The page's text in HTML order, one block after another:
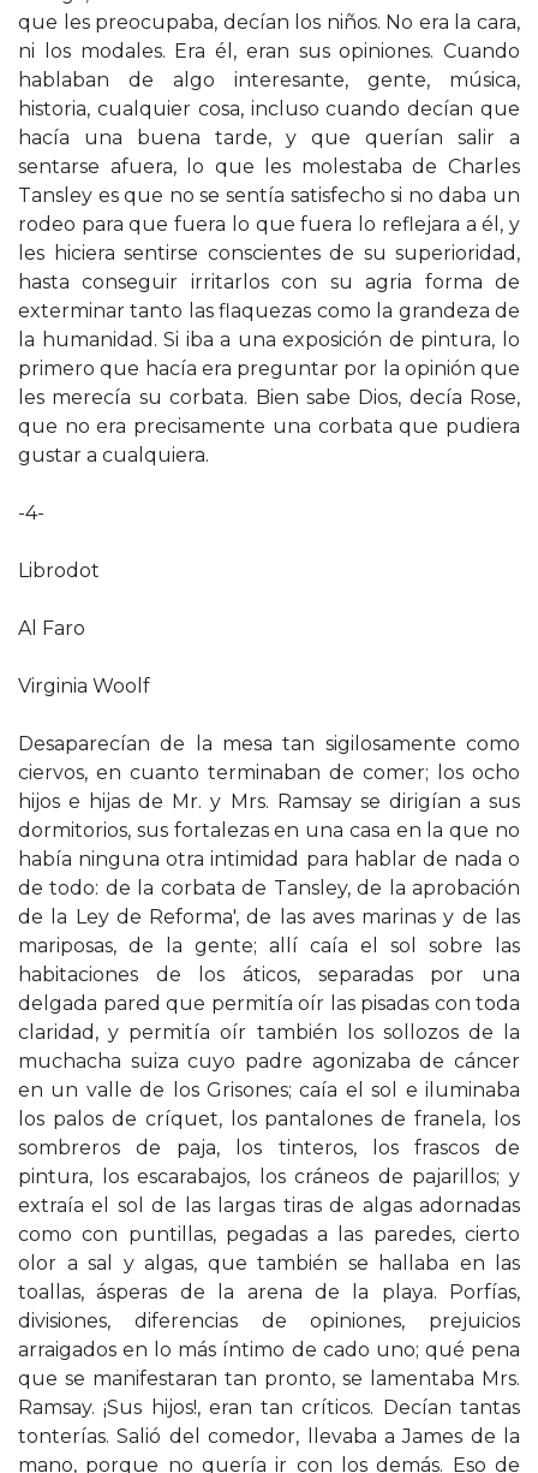
que les preocupaba, decían los niños. No era la cara,
ni los modales. Era él, eran sus opiniones. Cuando
hablaban de algo interesante, gente, música,
historia, cualquier cosa, incluso cuando decían que
hacía una buena tarde, y que querían salir a
sentarse afuera, lo que les molestaba de Charles
Tansley es que no se sentía satisfecho si no daba un
rodeo para que fuera lo que fuera lo reflejara a él, y
les hiciera sentirse conscientes de su superioridad,
hasta conseguir irritarlos con su agria forma de
exterminar tanto las flaquezas como la grandeza de
la humanidad. Si iba a una exposición de pintura, lo
primero que hacía era preguntar por la opinión que
les merecía su corbata. Bien sabe Dios, decía Rose,
que no era precisamente una corbata que pudiera
gustar a cualquiera.
-4-
Librodot
Al Faro
Virginia Woolf
Desaparecían de la mesa tan sigilosamente como
ciervos, en cuanto terminaban de comer; los ocho
hijos e hijas de Mr. y Mrs. Ramsay se dirigían a sus
dormitorios, sus fortalezas en una casa en la que no
había ninguna otra intimidad para hablar de nada o
de todo: de la corbata de Tansley, de la aprobación
de la Ley de Reforma', de las aves marinas y de las
mariposas, de la gente; allí caía el sol sobre las
habitaciones de los áticos, separadas por una
delgada pared que permitía oír las pisadas con toda
claridad, y permitía oír también los sollozos de la
muchacha suiza cuyo padre agonizaba de cáncer
en un valle de los Grisones; caía el sol e iluminaba
los palos de críquet, los pantalones de franela, los
sombreros de paja, los tinteros, los frascos de
pintura, los escarabajos, los cráneos de pajarillos; y
extraía el sol de las largas tiras de algas adornadas
como con puntillas, pegadas a las paredes, cierto
olor a sal y algas, que también se hallaba en las
toallas, ásperas de la arena de la playa. Porfías,
divisiones, diferencias de opiniones, prejuicios
arraigados en lo más íntimo de cado uno; qué pena
que se manifestaran tan pronto, se lamentaba Mrs.
Ramsay. ¡Sus hijos!, eran tan críticos. Decían tantas
tonterías. Salió del comedor, llevaba a James de la
mano, porque no quería ir con los demás. Eso de